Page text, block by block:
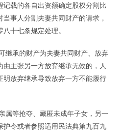
载的各自出资额确定股权分割比
事人分割夫妻共同财产的请求，
十七条规定处理。
继承的财产为夫妻共同财产、放弃
主张另一方放弃继承无效的，人
明放弃继承导致放弃一方不能履行
属等抢夺、藏匿未成年子女，另一
令或者参照适用民法典第九百九